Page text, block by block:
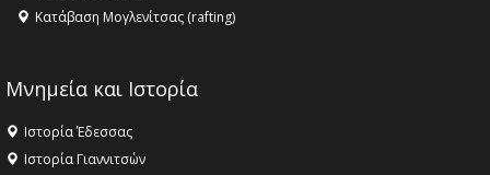
Κατάβαση Μογλενίτσας (rafting)
Μνημεία και Ιστορία
Ιστορία Έδεσσας
Ιστορία Γιαννιτσών